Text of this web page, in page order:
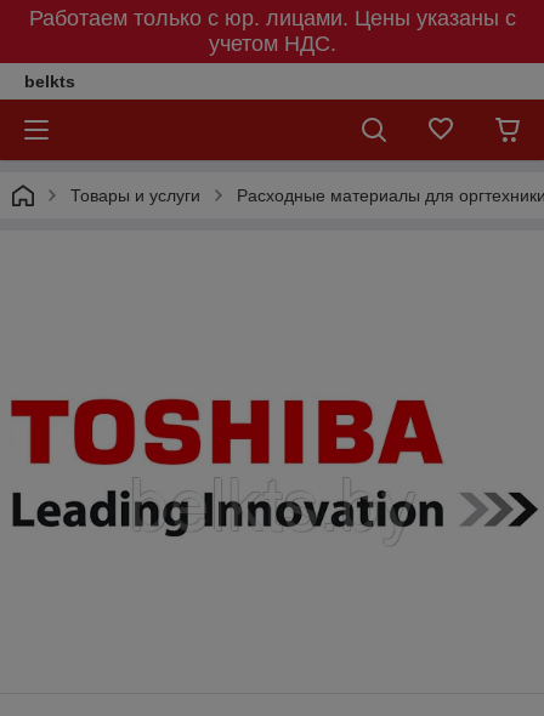
Работаем только с юр. лицами. Цены указаны c
учетом НДС.
belkts
Товары и услуги Расходные материалы для